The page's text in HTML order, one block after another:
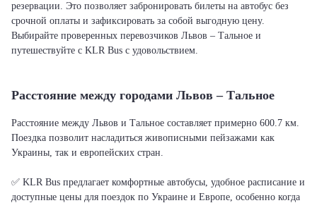
резервации. Это позволяет забронировать билеты на автобус без
срочной оплаты и зафиксировать за собой выгодную цену.
Выбирайте проверенных перевозчиков Львов – Тальное и
путешествуйте с KLR Bus с удовольствием.
Расстояние между городами Львов – Тальное
Расстояние между Львов и Тальное составляет примерно 600.7 км.
Поездка позволит насладиться живописными пейзажами как
Украины, так и европейских стран.
✅ KLR Bus предлагает комфортные автобусы, удобное расписание и
доступные цены для поездок по Украине и Европе, особенно когда